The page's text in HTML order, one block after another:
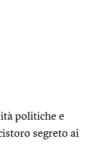
politiche e
segreto ai